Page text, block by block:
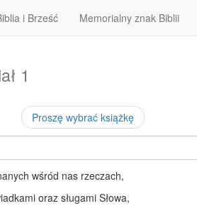
i Brześć Memorialny znak Biblii
1
Proszę wybrać książkę
wśród nas rzeczach,
oraz sługami Słowa,